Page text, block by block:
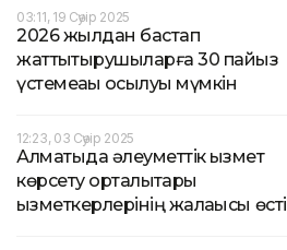
03:11, 19 Сәуір 2025
2026 жылдан бастап
жаттықтырушыларға 30 пайыз
үстемеақы қосылуы мүмкін
12:23, 03 Сәуір 2025
Алматыда әлеуметтік қызмет
көрсету орталықтары
қызметкерлерінің жалақысы өсті